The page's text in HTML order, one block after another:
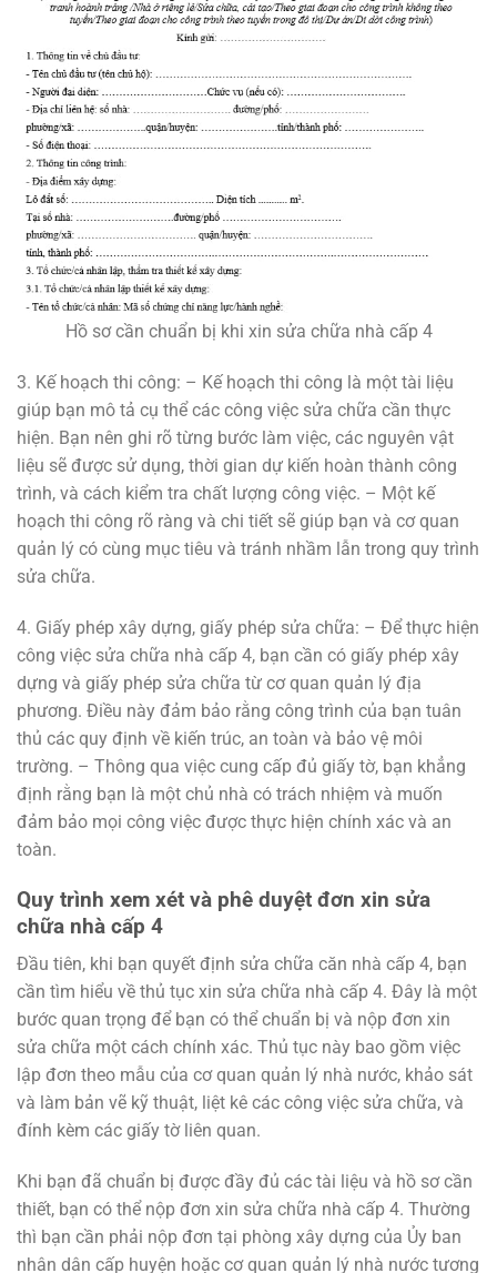
Hồ sơ cần chuẩn bị khi xin sửa chữa nhà cấp 4
3. Kế hoạch thi công: – Kế hoạch thi công là một tài liệu
giúp bạn mô tả cụ thể các công việc sửa chữa cần thực
hiện. Bạn nên ghi rõ từng bước làm việc, các nguyên vật
liệu sẽ được sử dụng, thời gian dự kiến hoàn thành công
trình, và cách kiểm tra chất lượng công việc. – Một kế
hoạch thi công rõ ràng và chi tiết sẽ giúp bạn và cơ quan
quản lý có cùng mục tiêu và tránh nhầm lẫn trong quy trình
sửa chữa.
4. Giấy phép xây dựng, giấy phép sửa chữa: – Để thực hiện
công việc sửa chữa nhà cấp 4, bạn cần có giấy phép xây
dựng và giấy phép sửa chữa từ cơ quan quản lý địa
phương. Điều này đảm bảo rằng công trình của bạn tuân
thủ các quy định về kiến trúc, an toàn và bảo vệ môi
trường. – Thông qua việc cung cấp đủ giấy tờ, bạn khẳng
định rằng bạn là một chủ nhà có trách nhiệm và muốn
đảm bảo mọi công việc được thực hiện chính xác và an
toàn.
Quy trình xem xét và phê duyệt đơn xin sửa
chữa nhà cấp 4
Đầu tiên, khi bạn quyết định sửa chữa căn nhà cấp 4, bạn
cần tìm hiểu về thủ tục xin sửa chữa nhà cấp 4. Đây là một
bước quan trọng để bạn có thể chuẩn bị và nộp đơn xin
sửa chữa một cách chính xác. Thủ tục này bao gồm việc
lập đơn theo mẫu của cơ quan quản lý nhà nước, khảo sát
và làm bản vẽ kỹ thuật, liệt kê các công việc sửa chữa, và
đính kèm các giấy tờ liên quan.
Khi bạn đã chuẩn bị được đầy đủ các tài liệu và hồ sơ cần
thiết, bạn có thể nộp đơn xin sửa chữa nhà cấp 4. Thường
thì bạn cần phải nộp đơn tại phòng xây dựng của Ủy ban
nhân dân cấp huyện hoặc cơ quan quản lý nhà nước tương